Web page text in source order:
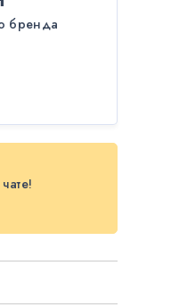
бренда